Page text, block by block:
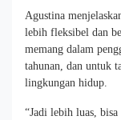
Agustina
lebih fleksibel dan
memang dalam
tahunan, dan untuk
lingkungan hidup.
“Jadi lebih luas,